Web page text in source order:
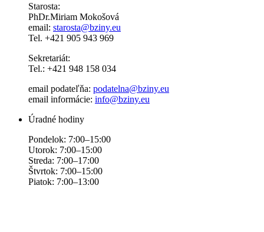
Starosta:
PhDr.Miriam Mokošová
email: starosta@bziny.eu
Tel. +421 905 943 969
Sekretariát:
Tel.: +421 948 158 034
email podateľňa: podatelna@bziny.eu
email informácie: info@bziny.eu
Úradné hodiny
Pondelok: 7:00–15:00
Utorok: 7:00–15:00
Streda: 7:00–17:00
Štvrtok: 7:00–15:00
Piatok: 7:00–13:00